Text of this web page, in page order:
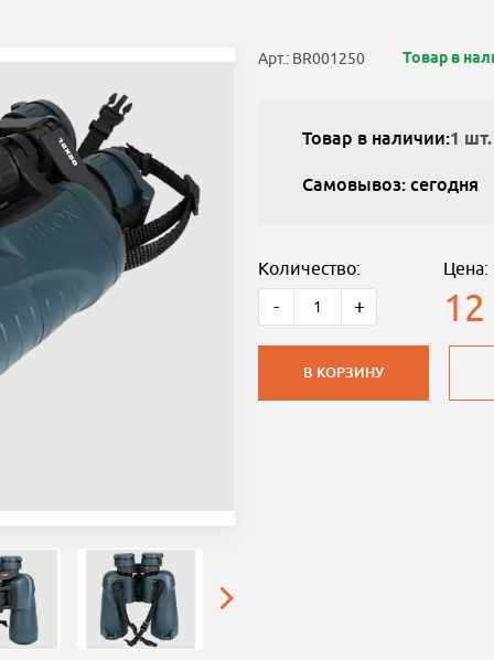
Арт.: BR001250 Товар в
Товар в наличии:1 шт.
Самовывоз: сегодня
Количество:
- +
Цена:
В КОРЗИНУ